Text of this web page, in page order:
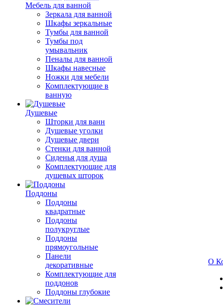
Мебель для ванной
Зеркала для ванной
Шкафы зеркальные
Тумбы для ванной
Тумбы под
умывальник
Пеналы для ванной
Шкафы навесные
Ножки для мебели
Комплектующие в
ванную
Душевые
Шторки для ванн
Душевые уголки
Душевые двери
Стенки для ванной
Сиденья для душа
Комплектующие для
душевых шторок
Поддоны
Поддоны
квадратные
Поддоны
полукруглые
Поддоны
прямоугольные
Панели
декоративные
Комплектующие для
поддонов
Поддоны глубокие
О